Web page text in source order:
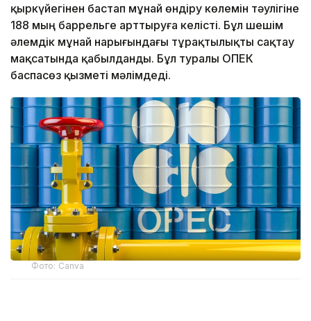
қыркүйегінен бастап мұнай өндіру көлемін тәулігіне
188 мың баррельге арттыруға келісті. Бұл шешім
әлемдік мұнай нарығындағы тұрақтылықты сақтау
мақсатында қабылданды. Бұл туралы ОПЕК
баспасөз қызметі мәлімдеді.
Фото: Canva